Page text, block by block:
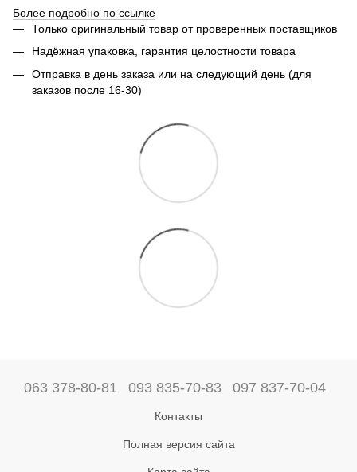
Более подробно по ссылке
Только оригинальный товар от проверенных поставщиков
Надёжная упаковка, гарантия целостности товара
Отправка в день заказа или на следующий день (для
заказов после 16-30)
063 378-80-81 093 835-70-83 097 837-70-04
Контакты
Полная версия сайта